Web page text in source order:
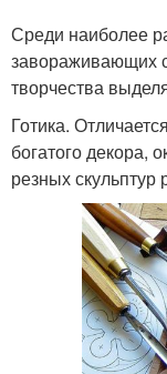
Среди наиболее
завораживающих
творчества
Готика.
богатого декора,
резных скульптур